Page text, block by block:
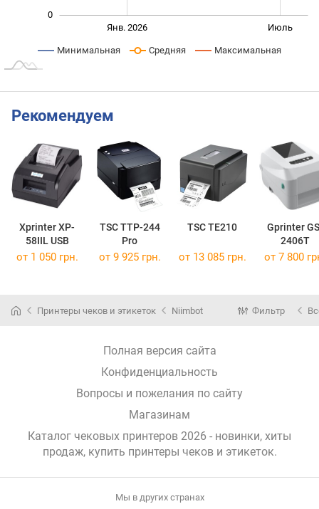
0
Янв. 2026 Июль
Минимальная Средняя Максимальная
Рекомендуем
Xprinter XP-
58IIL USB
TSC TTP-244
Pro
TSC TE210
Gprinter
2406T
от 1 050 грн. от 9 925 грн. от 13 085 грн. от 7 800
Принтеры чеков и этикеток Niimbot Фильтр
Полная версия сайта
Конфиденциальность
Вопросы и пожелания по сайту
Магазинам
Каталог чековых принтеров 2026 - новинки, хиты
продаж, купить принтеры чеков и этикеток.
Мы в других странах